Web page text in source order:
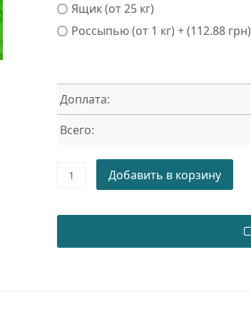
Ящик (от 25 кг)
Россыпью (от 1 кг) + (112.88 грн)
Доплата:
Всего:
Порошковая
6018
Добавить в корзину